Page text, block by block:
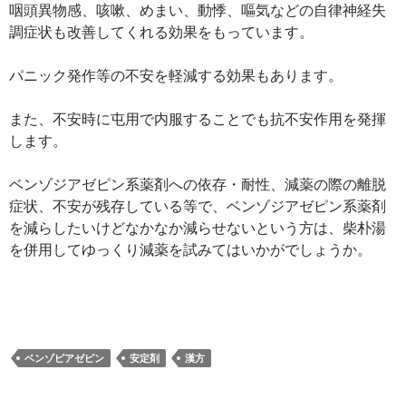
咽頭異物感、咳嗽、めまい、動悸、嘔気などの自律神経失
調症状も改善してくれる効果をもっています。
パニック発作等の不安を軽減する効果もあります。
また、不安時に屯用で内服することでも抗不安作用を発揮
します。
ベンゾジアゼピン系薬剤への依存・耐性、減薬の際の離脱
症状、不安が残存している等で、ベンゾジアゼピン系薬剤
を減らしたいけどなかなか減らせないという方は、柴朴湯
を併用してゆっくり減薬を試みてはいかがでしょうか。
ベンゾピアゼピン 安定剤 漢方